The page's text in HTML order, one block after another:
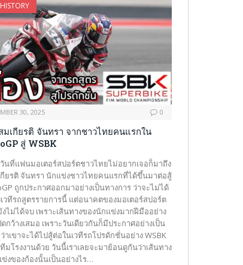
30, 2025 0
มเกียรติ จันทรา จากชาวไทยคนแรกใน
สู่ WSBK
นที่แฟนมอเตอร์สปอร์ตชาวไทยไม่อยากเจอก็มาถึง
กียรติ จันทรา นักแข่งชาวไทยคนแรกที่ได้ขึ้นมาต่อสู้
ถูกประกาศออกมาอย่างเป็นทางการ ว่าจะไม่ได้
วทีรถสูตรรายการนี้ แต่อนาคตของมอเตอร์สปอร์ต
ไม่ได้จบ เพราะเส้นทางของนักแข่งมากฝีมืออย่าง
ดกว้างเสมอ เพราะวันเดียวกันก็มีประกาศอย่างเป็น
าเขาจะได้ไปสู้ต่อในเวทีรถโปรดักชั่นอย่าง WSBK
มโรงงานด้วย วันนี้เราเลยจะมาย้อนดูกันว่าเส้นทาง
งของก้องนั้นเป็นอย่างไร…